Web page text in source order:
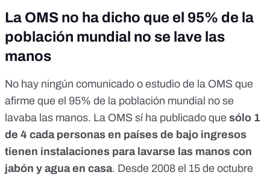
La OMS no ha dicho que el 95% de la
población mundial no se lave las
manos
No hay ningún comunicado o estudio de la OMS que
afirme que el 95% de la población mundial no se
lavaba las manos. La OMS sí ha publicado que sólo 1
de 4 cada personas en países de bajo ingresos
tienen instalaciones para lavarse las manos con
jabón y agua en casa. Desde 2008 el 15 de octubre